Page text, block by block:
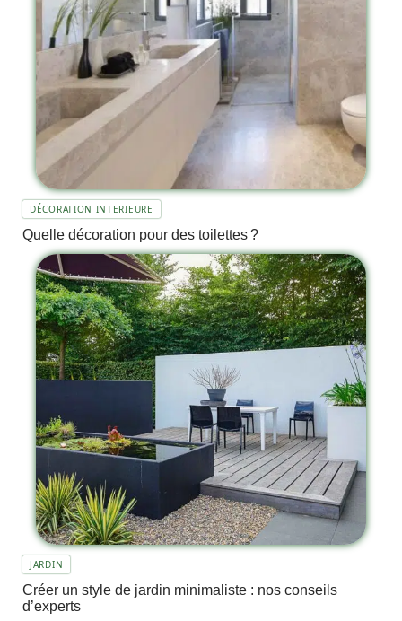
DÉCORATION INTERIEURE
Quelle décoration pour des toilettes ?
JARDIN
Créer un style de jardin minimaliste : nos conseils
d’experts